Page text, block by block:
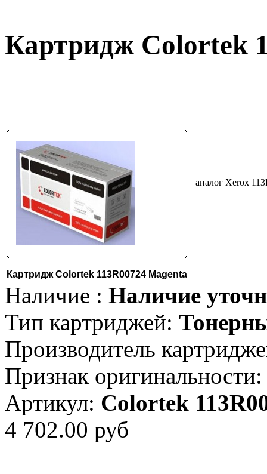
Картридж Colortek
Картридж Colortek 113R00724 Magenta
аналог Xerox
Наличие : Наличие
Тип картриджей:
Производитель
Признак оригинальности:
Артикул: Colortek
4 702.00 руб